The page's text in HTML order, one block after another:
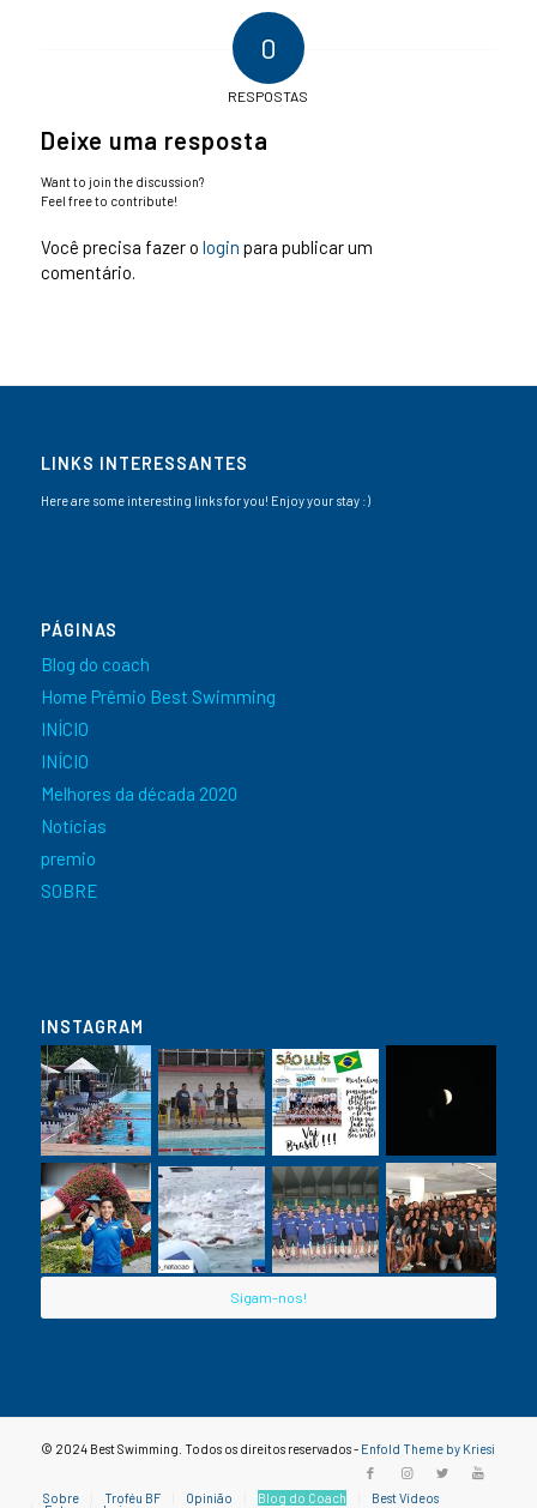
0
RESPOSTAS
Deixe uma resposta
Want to join the discussion?
Feel free to contribute!
Você precisa fazer o login para publicar um
comentário.
LINKS INTERESSANTES
Here are some interesting links for you! Enjoy your stay :)
PÁGINAS
Blog do coach
Home Prêmio Best Swimming
INÍCIO
INÍCIO
Melhores da década 2020
Notícias
premio
SOBRE
INSTAGRAM
Sigam-nos!
© 2024 Best Swimming. Todos os direitos reservados - Enfold Theme by Kriesi
Sobre Troféu BF Opinião Blog do Coach Best Vídeos